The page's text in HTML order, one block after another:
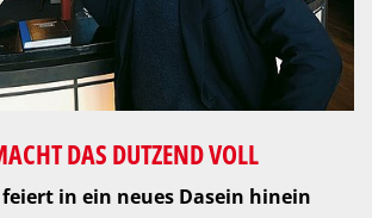
DAS DUTZEND VOLL
in ein neues Dasein hinein